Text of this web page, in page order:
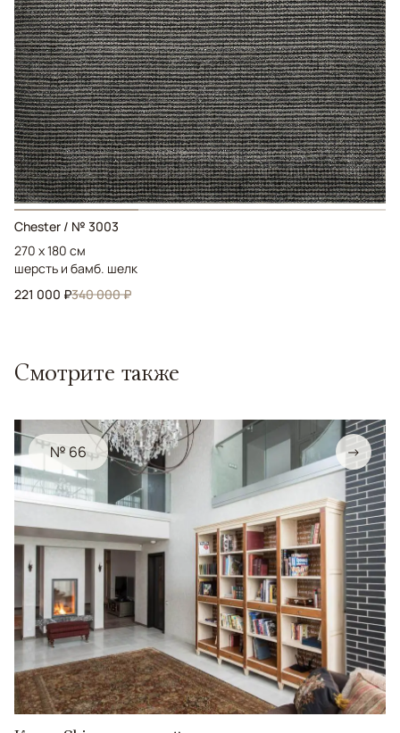
Chester / № 3003
270 x 180 см
шерсть и бамб. шелк
221 000 ₽340 000 ₽
Смотрите также
№ 66 →